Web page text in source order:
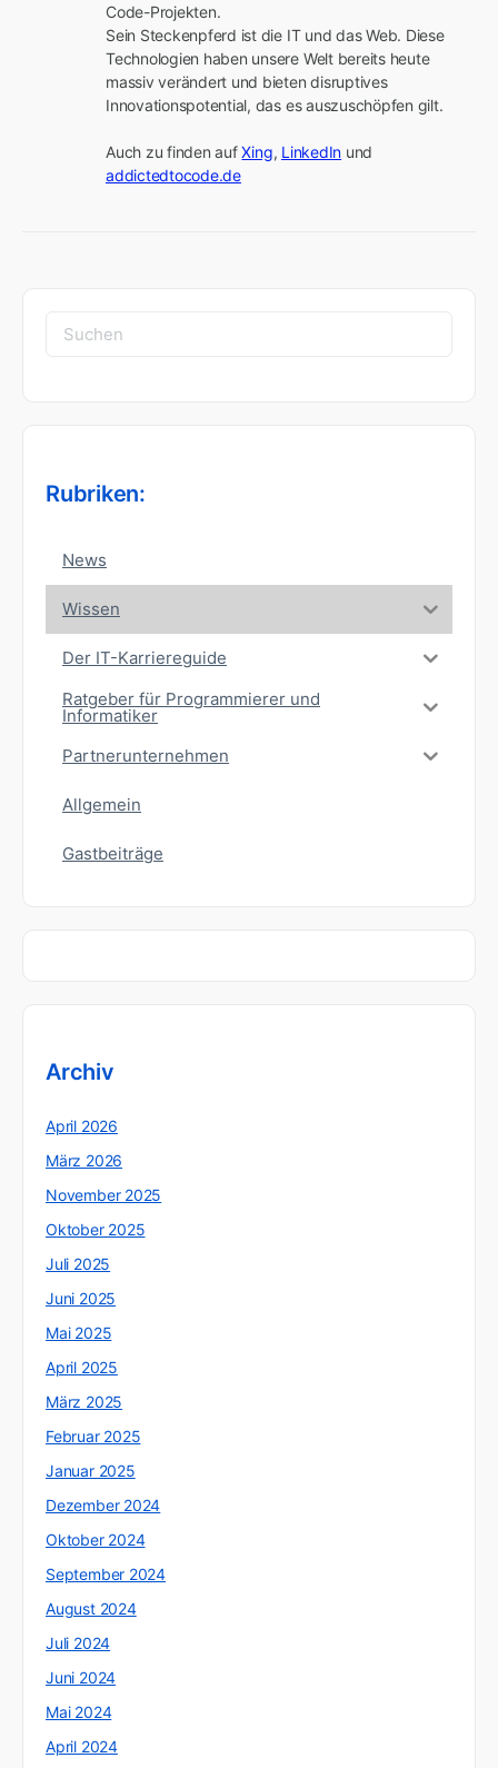
Code-Projekten.
Sein Steckenpferd ist die IT und das Web. Diese
Technologien haben unsere Welt bereits heute
massiv verändert und bieten disruptives
Innovationspotential, das es auszuschöpfen gilt.
Auch zu finden auf Xing, LinkedIn
addictedtocode.de
Suchen
nach:
Rubriken:
News
Wissen
Der IT-Karriereguide
Ratgeber für Programmierer und
Informatiker
Partnerunternehmen
Allgemein
Gastbeiträge
Archiv
April 2026
März 2026
November 2025
Oktober 2025
Juli 2025
Juni 2025
Mai 2025
April 2025
März 2025
Februar 2025
Januar 2025
Dezember 2024
Oktober 2024
September 2024
August 2024
Juli 2024
Juni 2024
Mai 2024
April 2024